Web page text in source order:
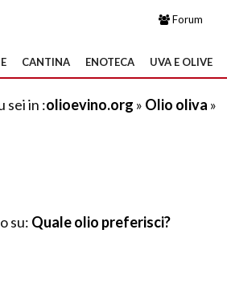
Forum
CANTINA ENOTECA UVA E OLIVE
sei in :olioevino.org » Olio oliva »
su: Quale olio preferisci?